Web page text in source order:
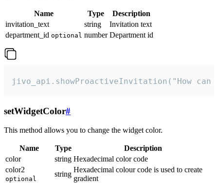
Name Type
Description
invitation_text
string
Invitation text
department_id optional number Department id
jivo_api.showProactiveInvitation("How
setWidgetColor#
This method allows you to change the widget color.
Name Type
Description
color
string Hexadecimal color code
color2
optional
string
Hexadecimal colour code is used to create
gradient